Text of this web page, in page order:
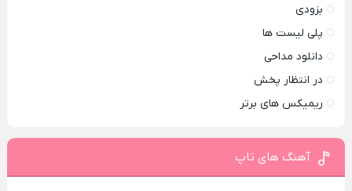
بزودی
پلی لیست ها
دانلود مداحی
در انتظار پخش
ریمیکس های برتر
آهنگ های تاپ